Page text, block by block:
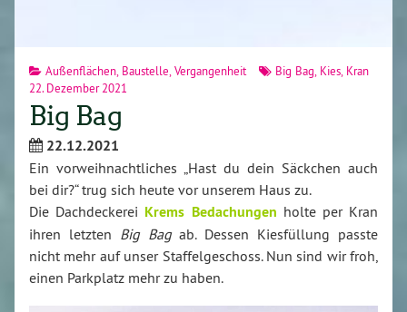
Außenflächen Baustelle Vergangenheit Big Bag Kies Kran
22. Dezember 2021
Big Bag
22.12.2021
Ein vorweihnachtliches „Hast du dein Säckchen auch
bei dir?“ trug sich heute vor unserem Haus zu.
Die Dachdeckerei Krems Bedachungen holte per Kran
ihren letzten Big Bagab. Dessen Kiesfüllung passte
nicht mehr auf unser Staffelgeschoss. Nun sind wir froh,
einen Parkplatz mehr zu haben.